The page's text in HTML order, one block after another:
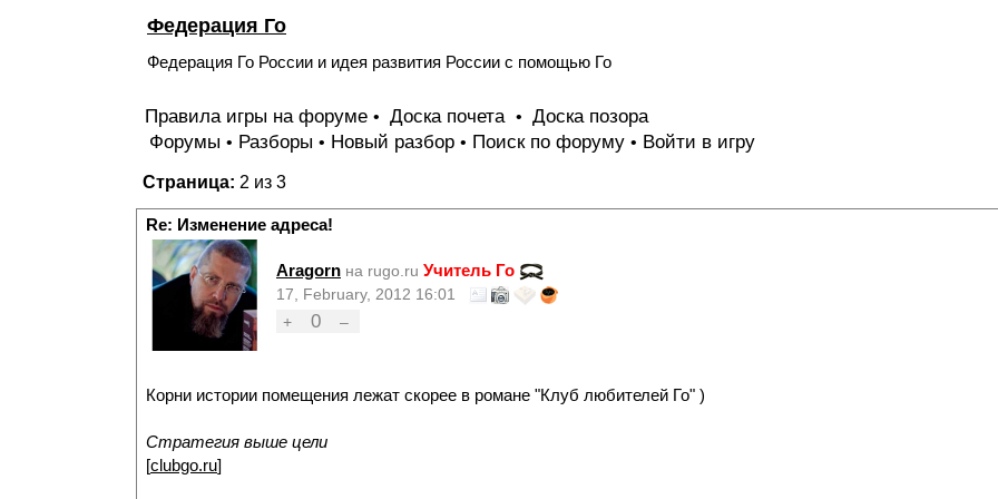
Федерация Го
Федерация Го России и идея развития России с помощью Го
Правила игры на форуме • Доска почета • Доска позора
Форумы • Разборы • Новый разбор • Поиск по форуму • Войти в игру
Страница: 2 из 3
Re: Изменение адреса!
Aragorn на rugo.ru Учитель Го
17, February, 2012 16:01
+
0 –
Корни истории помещения лежат скорее в романе "Клуб любителей Го" )
Стратегия выше цели
[clubgo.ru]